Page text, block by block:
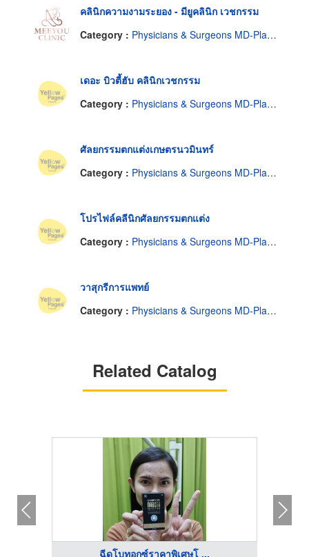
คลินิกความงามระยอง - มียูคลินิก เวชกรรม
Category : Physicians & Surgeons MD-Plastic Surgery
เดอะ บิวตี้ฮับ คลินิกเวชกรรม
Category : Physicians & Surgeons MD-Plastic Surgery
ศัลยกรรมตกแต่งเกษตรนวมินทร์
Category : Physicians & Surgeons MD-Plastic Surgery
โปรไฟล์คลีนิกศัลยกรรมตกแต่ง
Category : Physicians & Surgeons MD-Plastic Surgery
วาสุกรีการแพทย์
Category : Physicians & Surgeons MD-Plastic Surgery
Related Catalog
ฉีดโบทอกซ์ราคาพิเศษโ ...